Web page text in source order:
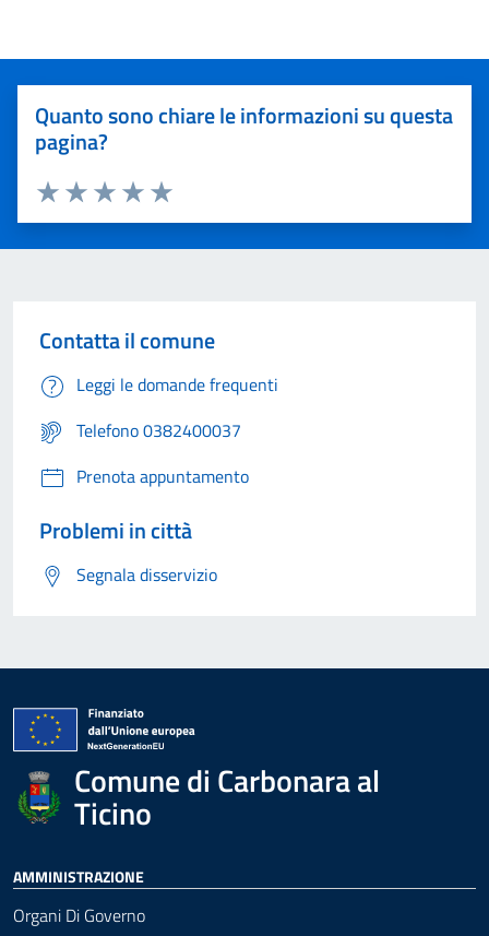
Quanto sono chiare le informazioni su questa
pagina?
Valuta 5 stelle su 5
Valuta 4 stelle su 5
Valuta 3 stelle su 5
Valuta 2 stelle su 5
Valuta 1 stelle su 5
Contatta il comune
Leggi le domande frequenti
Telefono 0382400037
Prenota appuntamento
Problemi in città
Segnala disservizio
Comune di Carbonara al
Ticino
AMMINISTRAZIONE
Organi Di Governo